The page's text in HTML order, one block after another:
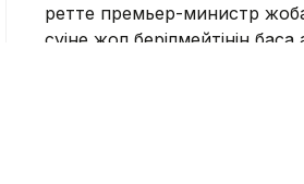
ретте премьер-министр
өсуіне жол берілмейтінін